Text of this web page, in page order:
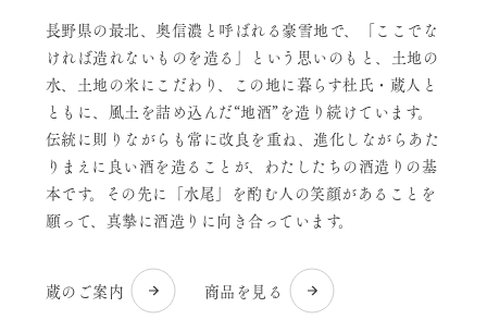
長野県の最北、奥信濃と呼ばれる豪雪地で、「ここでな
ければ造れないものを造る」という思いのもと、土地の
水、土地の米にこだわり、この地に暮らす杜氏・蔵人と
ともに、風土を詰め込んだ“地酒”を造り続けています。
伝統に則りながらも常に改良を重ね、進化しながらあた
りまえに良い酒を造ることが、わたしたちの酒造りの基
本です。その先に「水尾」を酌む人の笑顔があることを
願って、真摯に酒造りに向き合っています。
蔵のご案内 商品を見る